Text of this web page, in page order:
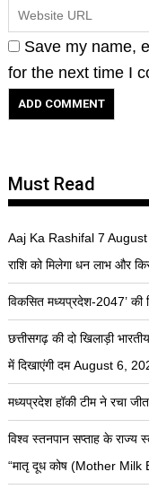
Save my name,
for the next time I
Must Read
Aaj Ka Rashifal 7
राशि को मिलेगा धन लाभ और
विकसित मध्यप्रदेश-2047’ की
छत्तीसगढ़ की दो खिलाड़ी
में दिखाएंगी दम August 6,
मध्यप्रदेश हॉकी टीम ने रचा
विश्व स्तनपान सप्ताह के
“मातृ दूध कोष (Mother Milk